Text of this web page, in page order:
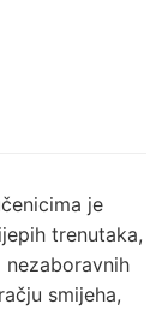
je
trenutaka,
nezaboravnih
smijeha,